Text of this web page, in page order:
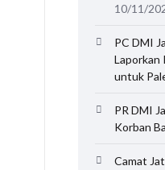
10/11/
PC DMI
Laporkan
untuk
PR DMI
Korban
Camat